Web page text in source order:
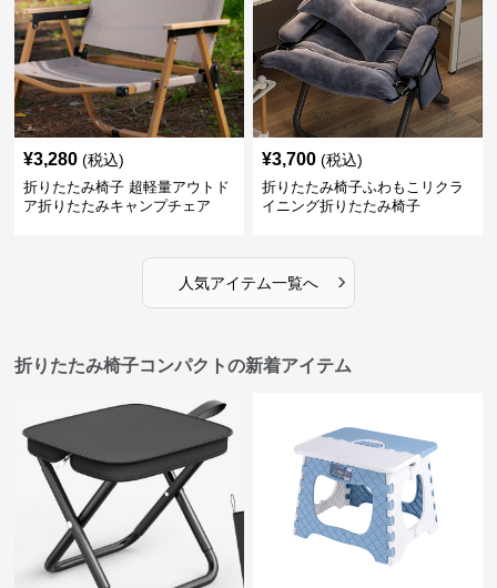
¥3,280 (税込)
折りたたみ椅子 超軽量アウトド
ア折りたたみキャンプチェア
¥3,700 (税込)
折りたたみ椅子ふわもこリクラ
イニング折りたたみ椅子
人気アイテム一覧へ ›
折りたたみ椅子コンパクトの新着アイテム